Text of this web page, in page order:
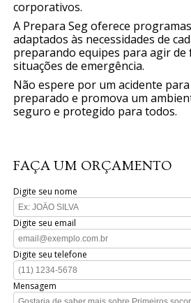
corporativos.
A Prepara Seg oferece
adaptados às necessidades de
preparando equipes para agir de
situações de emergência.
Não espere por um acidente
preparado e promova um
seguro e protegido para todos.
FAÇA UM ORÇAMENTO
Digite seu nome
Digite seu email
Digite seu telefone
Mensagem